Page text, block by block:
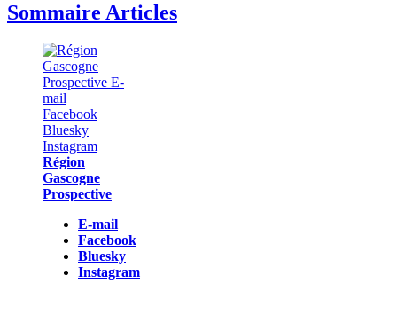
Sommaire Articles
Région
Gascogne
Prospective
E-mail
Facebook
Bluesky
Instagram